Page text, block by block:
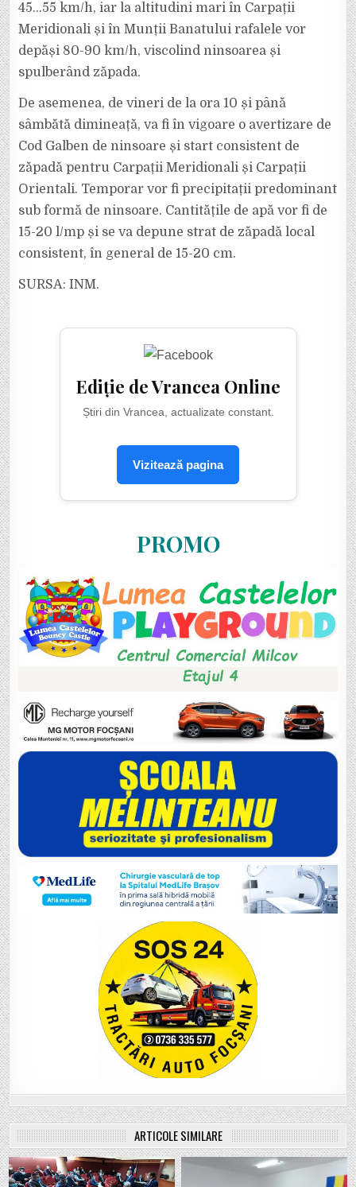
45…55 km/h, iar la altitudini mari în Carpații
Meridionali și în Munții Banatului rafalele vor
depăși 80-90 km/h, viscolind ninsoarea și
spulberând zăpada.
De asemenea, de vineri de la ora 10 și până
sâmbătă dimineață, va fi în vigoare o avertizare de
Cod Galben de ninsoare și start consistent de
zăpadă pentru Carpații Meridionali și Carpații
Orientali. Temporar vor fi precipitații predominant
sub formă de ninsoare. Cantitățile de apă vor fi de
15-20 l/mp și se va depune strat de zăpadă local
consistent, în general de 15-20 cm.
SURSA: INM.
Ediție de Vrancea Online
Știri din Vrancea, actualizate constant.
Vizitează pagina
PROMO
ARTICOLE SIMILARE